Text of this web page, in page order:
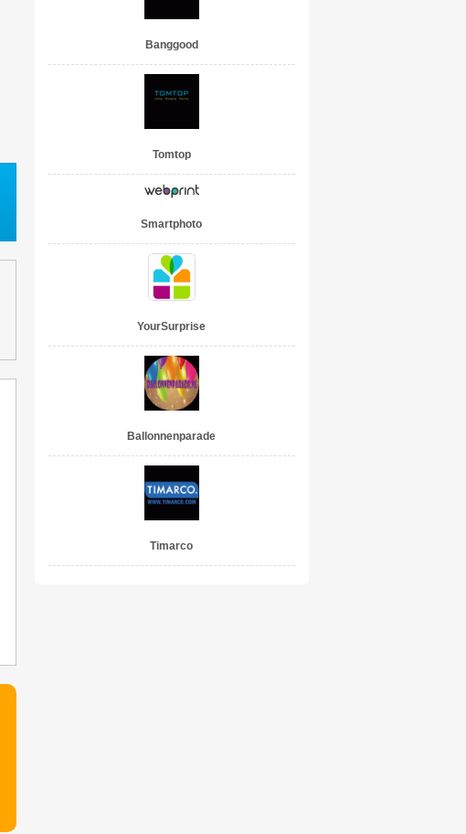
Banggood
Tomtop
Smartphoto
YourSurprise
Ballonnenparade
Timarco